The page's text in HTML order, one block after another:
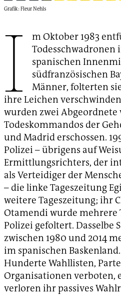
Grafik: Fleur Nehls
I
m Oktober 1983
Todesschwadronen
spanischen
südfranzösischen
Männer, folterten
ihre Leichen
wurden zwei
Todeskommandos der
und Madrid erschossen.
Polizei – übrigens auf
Ermittlungsrichters, der
als Verteidiger der
– die linke Tageszeitung
weitere Tageszeitung; ihr
Otamendi wurde mehrere
Polizei gefoltert. Dasselbe
zwischen 1980 und 2014
im spanischen
Hunderte Wahllisten,
Organisationen verboten,
verloren ihr passives